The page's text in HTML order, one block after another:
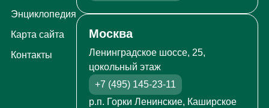
Энциклопедия
Карта сайта
Контакты
Москва
Ленинградское шоссе, 25,
цокольный этаж
+7 (495) 145-23-11
р.п. Горки Ленинские, Каширское